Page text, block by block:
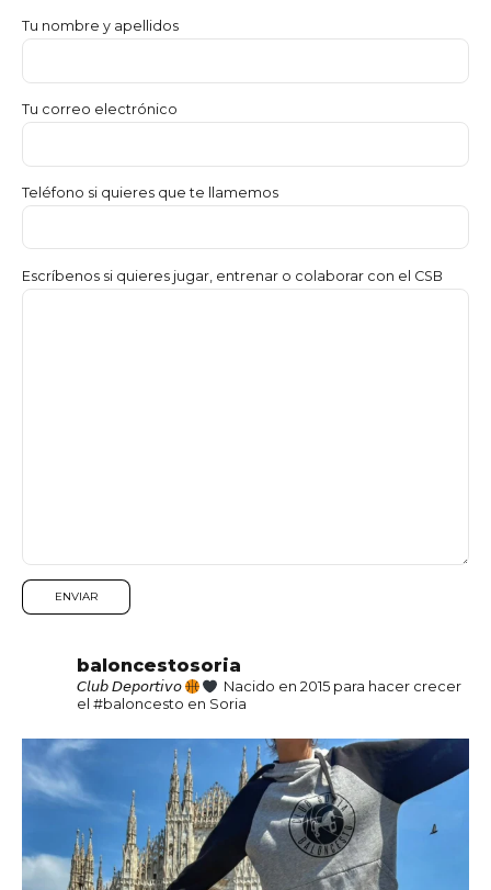
Tu nombre y apellidos
Tu correo electrónico
Teléfono si quieres que te llamemos
Escríbenos si quieres jugar, entrenar o colaborar con el CSB
baloncestosoria
𝘊𝘭𝘶𝘣 𝘋𝘦𝘱𝘰𝘳𝘵𝘪𝘷𝘰
Nacido en 2015 para hacer crecer
el #baloncesto en Soria